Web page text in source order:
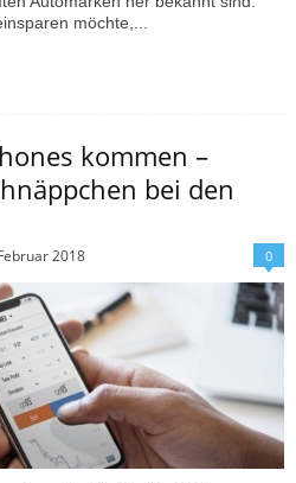
möchte,...
kommen –
bei den
2018 0